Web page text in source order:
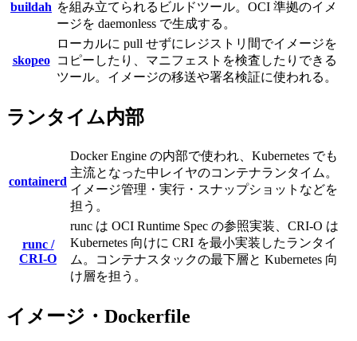
buildah を組み立てられるビルドツール。OCI 準拠のイメ
ージを daemonless で生成する。
skopeo
ローカルに pull せずにレジストリ間でイメージを
コピーしたり、マニフェストを検査したりできる
ツール。イメージの移送や署名検証に使われる。
ランタイム内部
containerd
Docker Engine の内部で使われ、Kubernetes でも
主流となった中レイヤのコンテナランタイム。
イメージ管理・実行・スナップショットなどを
担う。
runc /
CRI-O
runc は OCI Runtime Spec の参照実装、CRI-O は
Kubernetes 向けに CRI を最小実装したランタイ
ム。コンテナスタックの最下層と Kubernetes 向
け層を担う。
イメージ・Dockerfile